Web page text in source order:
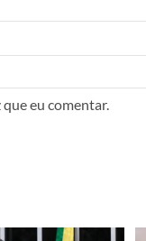
eu comentar.